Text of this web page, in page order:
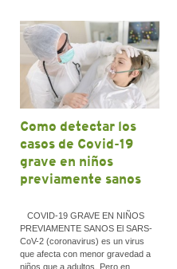
Como detectar los
casos de Covid-19
grave en niños
previamente sanos
COVID-19 GRAVE EN NIÑOS
PREVIAMENTE SANOS El SARS-
CoV-2 (coronavirus) es un virus
que afecta con menor gravedad a
niños que a adultos. Pero en